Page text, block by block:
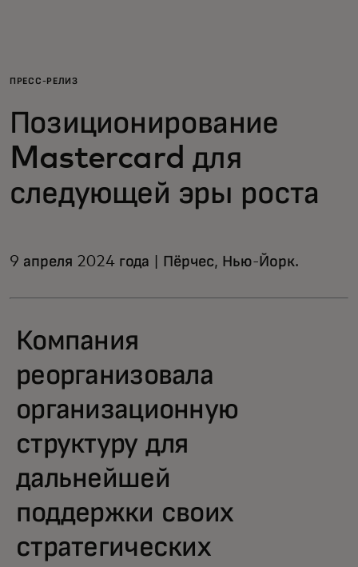
Для бизнеса
Для всего мира
Для новаторов
ПРЕСС-РЕЛИЗ
Позиционирование
Mastercard для
следующей эры роста
9 апреля 2024 года | Пёрчес, Нью-Йорк.
Компания
реорганизовала
организационную
структуру для
дальнейшей
поддержки своих
стратегических